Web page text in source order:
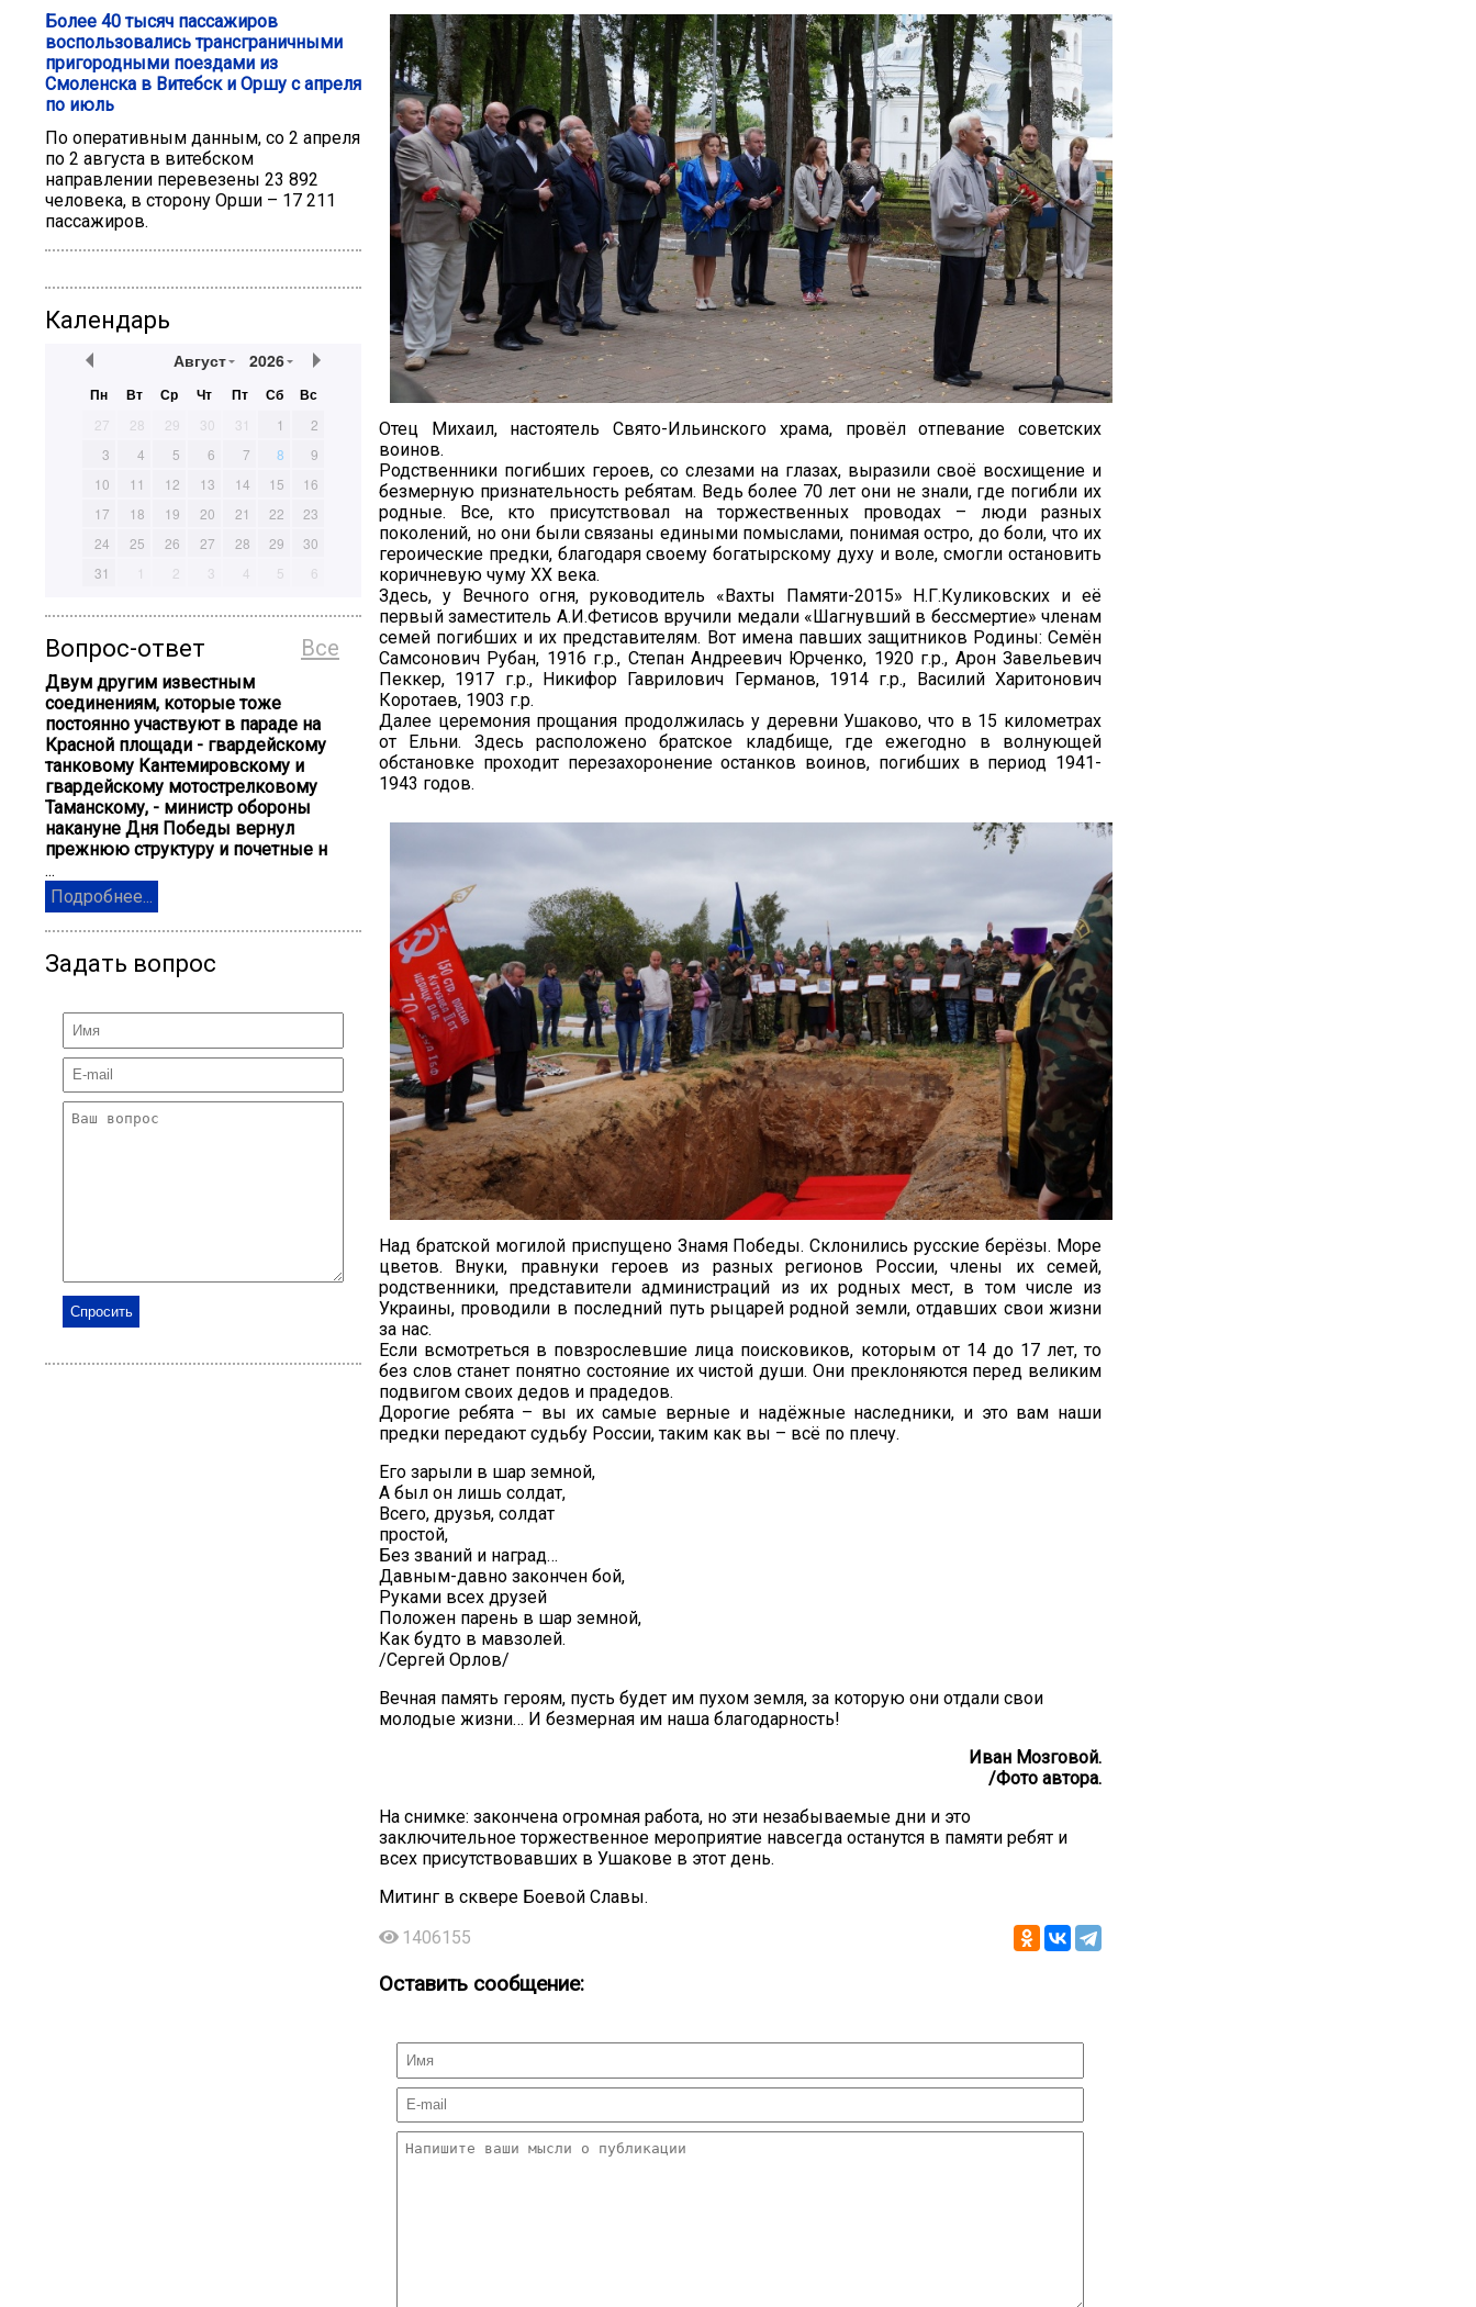
Более 40 тысяч пассажиров
воспользовались трансграничными
пригородными поездами из
Смоленска в Витебск и Оршу с апреля
по июль
По оперативным данным, со 2 апреля
по 2 августа в витебском
направлении перевезены 23 892
человека, в сторону Орши – 17 211
пассажиров.
Календарь
Август 2026
Пн Вт Ср Чт Пт Сб Вс
27 28 29 30 31 1
2
3
4 5 6 7 8
9
10
11 12 13 14 15
16
17
18 19 20 21 22
23
24
25 26 27 28 29
30
31
1 2 3 4 5 6
Все
Вопрос-ответ
Двум другим известным
соединениям, которые тоже
постоянно участвуют в параде на
Красной площади - гвардейскому
танковому Кантемировскому и
гвардейскому мотострелковому
Таманскому, - министр обороны
накануне Дня Победы вернул
прежнюю структуру и почетные н
...
Подробнее...
Задать вопрос
Отец Михаил, настоятель Свято-Ильинского храма, провёл отпевание советских
воинов.
Родственники погибших героев, со слезами на глазах, выразили своё восхищение и
безмерную признательность ребятам. Ведь более 70 лет они не знали, где погибли их
родные. Все, кто присутствовал на торжественных проводах – люди разных
поколений, но они были связаны едиными помыслами, понимая остро, до боли, что их
героические предки, благодаря своему богатырскому духу и воле, смогли остановить
коричневую чуму ХХ века.
Здесь, у Вечного огня, руководитель «Вахты Памяти-2015» Н.Г.Куликовских и её
первый заместитель А.И.Фетисов вручили медали «Шагнувший в бессмертие» членам
семей погибших и их представителям. Вот имена павших защитников Родины: Семён
Самсонович Рубан, 1916 г.р., Степан Андреевич Юрченко, 1920 г.р., Арон Завельевич
Пеккер, 1917 г.р., Никифор Гаврилович Германов, 1914 г.р., Василий Харитонович
Коротаев, 1903 г.р.
Далее церемония прощания продолжилась у деревни Ушаково, что в 15 километрах
от Ельни. Здесь расположено братское кладбище, где ежегодно в волнующей
обстановке проходит перезахоронение останков воинов, погибших в период 1941-
1943 годов.
Над братской могилой приспущено Знамя Победы. Склонились русские берёзы. Море
цветов. Внуки, правнуки героев из разных регионов России, члены их семей,
родственники, представители администраций из их родных мест, в том числе из
Украины, проводили в последний путь рыцарей родной земли, отдавших свои жизни
за нас.
Если всмотреться в повзрослевшие лица поисковиков, которым от 14 до 17 лет, то
без слов станет понятно состояние их чистой души. Они преклоняются перед великим
подвигом своих дедов и прадедов.
Дорогие ребята – вы их самые верные и надёжные наследники, и это вам наши
предки передают судьбу России, таким как вы – всё по плечу.
Его зарыли в шар земной,
А был он лишь солдат,
Всего, друзья, солдат
простой,
Без званий и наград…
Давным-давно закончен бой,
Руками всех друзей
Положен парень в шар земной,
Как будто в мавзолей.
/Сергей Орлов/
Вечная память героям, пусть будет им пухом земля, за которую они отдали свои
молодые жизни… И безмерная им наша благодарность!
Иван Мозговой.
/Фото автора.
На снимке: закончена огромная работа, но эти незабываемые дни и это
заключительное торжественное мероприятие навсегда останутся в памяти ребят и
всех присутствовавших в Ушакове в этот день.
Митинг в сквере Боевой Славы.
1406155
Оставить сообщение: